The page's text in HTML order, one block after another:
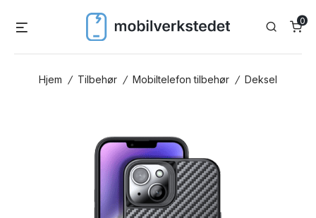
Search
0
Hjem / Tilbehør / Mobiltelefon tilbehør / Deksel